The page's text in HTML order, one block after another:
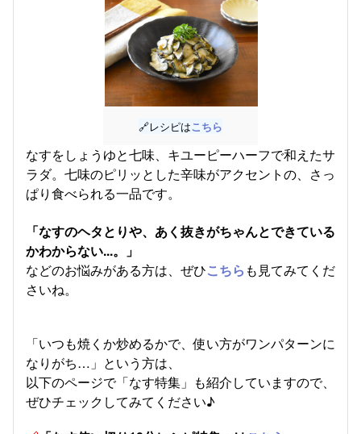
🔗レシピはこちら
なすをしょうゆと七味、キユーピーハーフで和えたサ
ラダ。七味のピリッとした辛味がアクセントの、さっ
ぱり食べられる一品です。
「なすのヘタとりや、あく抜きがちゃんとできている
かわからない...。」
などのお悩みがある方は、ぜひこちら も見てみてくだ
さいね。
「いつも焼くか炒めるかで、使い方がワンパターンに
なりがち…」という方は、
以下のページで「なす特集」も紹介していますので、
ぜひチェックしてみてください♪